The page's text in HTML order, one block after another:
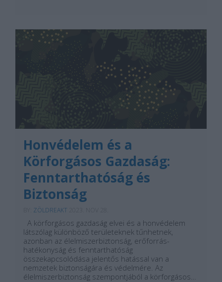
Honvédelem és a
Körforgásos Gazdaság:
Fenntarthatóság és
Biztonság
ZÖLDREAKT
A körforgásos gazdaság elvei és a honvédelem
látszólag különböző területeknek tűnhetnek,
azonban az élelmiszerbiztonság, erőforrás-
hatékonyság és fenntarthatóság
összekapcsolódása jelentős hatással van a
nemzetek biztonságára és védelmére. Az
élelmiszerbiztonság szempontjából a körforgásos…